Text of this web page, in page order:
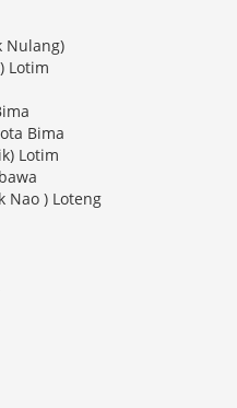
Nulang)
Lotim
Bima
Lotim
Nao ) Loteng